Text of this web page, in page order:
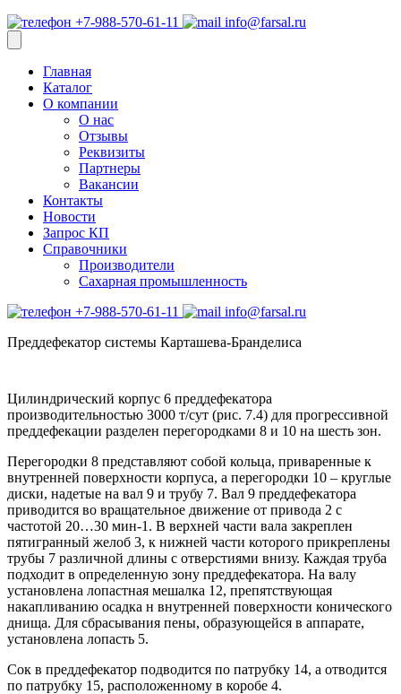
+7-988-570-61-11
info@farsal.ru
Главная
Каталог
О компании
О нас
Отзывы
Реквизиты
Партнеры
Вакансии
Контакты
Новости
Запрос КП
Справочники
Производители
Сахарная промышленность
+7-988-570-61-11
info@farsal.ru
Преддефекатор системы Карташева-Бранделиса
Цилиндрический корпус 6 преддефекатора
производительностью 3000 т/сут (рис. 7.4) для прогрессивной
преддефекации разделен перегородками 8 и 10 на шесть зон.
Перегородки 8 представляют собой кольца, приваренные к
внутренней поверхности корпуса, а перегородки 10 – круглые
диски, надетые на вал 9 и трубу 7. Вал 9 преддефекатора
приводится во вращательное движение от привода 2 с
частотой 20…30 мин-1. В верхней части вала закреплен
пятигранный желоб 3, к нижней части которого прикреплены
трубы 7 различной длины с отверстиями внизу. Каждая труба
подходит в определенную зону преддефекатора. На валу
установлена лопастная мешалка 12, препятствующая
накапливанию осадка н внутренней поверхности конического
днища. Для сбрасывания пены, образующейся в аппарате,
установлена лопасть 5.
Сок в преддефекатор подводится по патрубку 14, а отводится
по патрубку 15, расположенному в коробе 4.